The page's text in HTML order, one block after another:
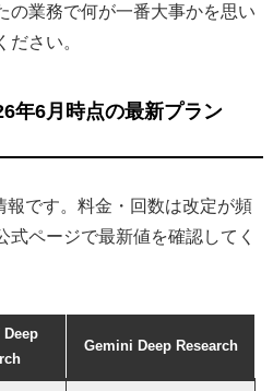
の業務で何が一番大事かを思い
さい。
年6月時点の最新プラン
報です。料金・回数は改定が頻
式ページで最新値を確認してく
Deep
Gemini Deep Research